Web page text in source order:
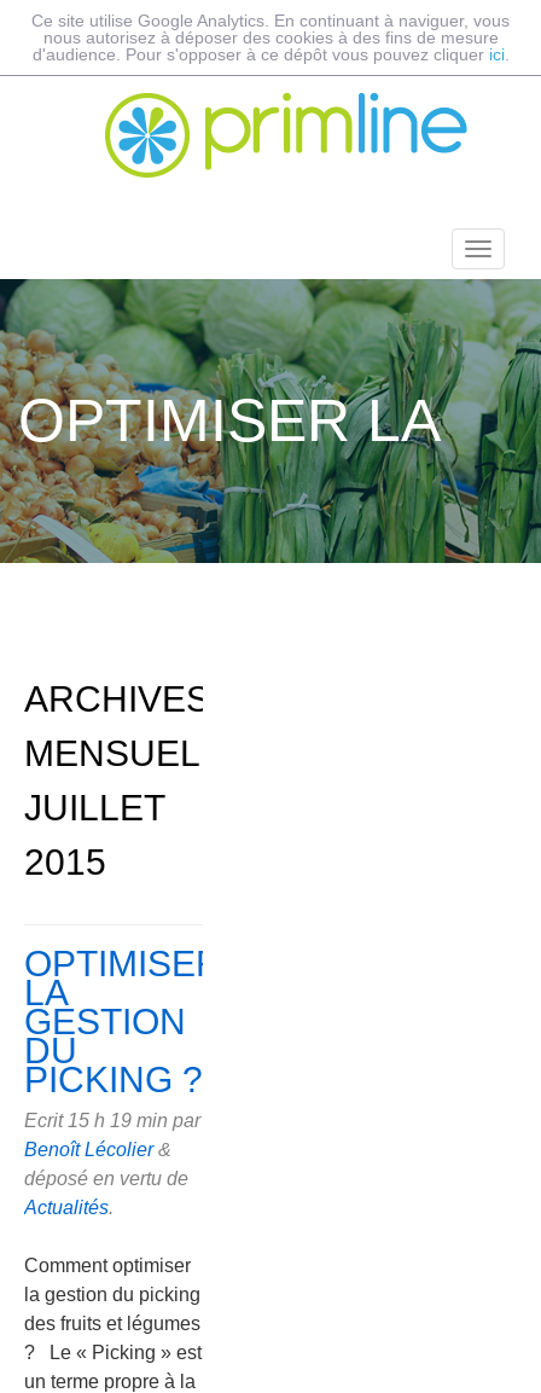
Ce site utilise Google Analytics. En continuant à naviguer, vous
nous autorisez à déposer des cookies à des fins de mesure
d'audience. Pour s'opposer à ce dépôt vous pouvez cliquer ici.
OPTIMISER LA
GESTION DU
PICKING ?
ARCHIVES
MENSUELLES:
JUILLET
2015
OPTIMISER
LA
GESTION
DU
PICKING ?
Ecrit 15 h 19 min par
Benoît Lécolier &
déposé en vertu de
Actualités.
Comment optimiser
la gestion du picking
des fruits et légumes
? Le « Picking » est
un terme propre à la